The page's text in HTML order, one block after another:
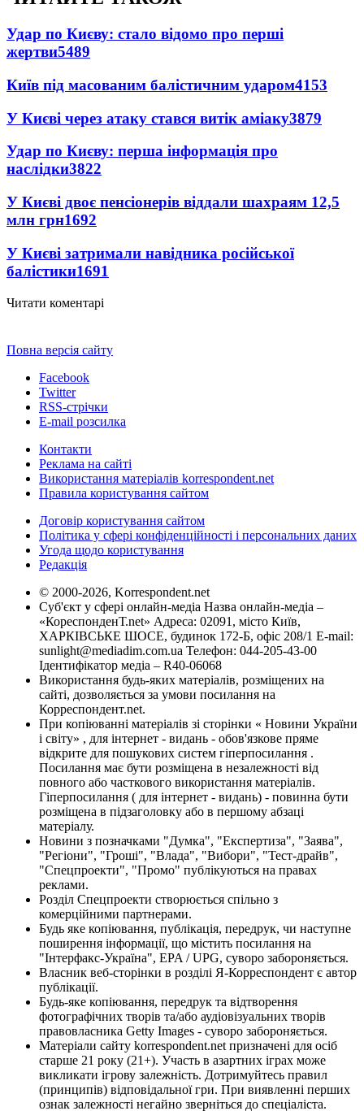
Удар по Києву: стало відомо про перші
жертви5489
Київ під масованим балістичним ударом4153
У Києві через атаку стався витік аміаку3879
Удар по Києву: перша інформація про
наслідки3822
У Києві двоє пенсіонерів віддали шахраям 12,5
млн грн1692
У Києві затримали навідника російської
балістики1691
Читати коментарі
Повна версія сайту
Facebook
Twitter
RSS-стрічки
E-mail розсилка
Контакти
Реклама на сайті
Використання матеріалів korrespondent.net
Правила користування сайтом
Договір користування сайтом
Політика у сфері конфіденційності і персональних даних
Угода щодо користування
Редакція
© 2000-2026, Korrespondent.net
Суб'єкт у сфері онлайн-медіа Назва онлайн-медіа –
«КореспонденТ.net» Адреса: 02091, місто Київ,
ХАРКІВСЬКЕ ШОСЕ, будинок 172-Б, офіс 208/1 E-mail:
sunlight@mediadim.com.ua Телефон: 044-205-43-00
Ідентифікатор медіа – R40-06068
Використання будь-яких матеріалів, розміщених на
сайті, дозволяється за умови посилання на
Корреспондент.net.
При копіюванні матеріалів зі сторінки « Новини України
і світу» , для інтернет - видань - обов'язкове пряме
відкрите для пошукових систем гіперпосилання .
Посилання має бути розміщена в незалежності від
повного або часткового використання матеріалів.
Гіперпосилання ( для інтернет - видань) - повинна бути
розміщена в підзаголовку або в першому абзаці
матеріалу.
Новини з позначками "Думка", "Експертиза", "Заява",
"Регіони", "Гроші", "Влада", "Вибори", "Тест-драйв",
"Спецпроекти", "Промо" публікуються на правах
реклами.
Розділ Спецпроекти створюється спільно з
комерційними партнерами.
Будь яке копіювання, публікація, передрук, чи наступне
поширення інформації, що містить посилання на
"Інтерфакс-Україна", EPA / UPG, суворо забороняється.
Власник веб-сторінки в розділі Я-Корреспондент є автор
публікації.
Будь-яке копіювання, передрук та відтворення
фотографічних творів та/або аудіовізуальних творів
правовласника Getty Images - суворо забороняється.
Матеріали сайту korrespondent.net призначені для осіб
старше 21 року (21+). Участь в азартних іграх може
викликати ігрову залежність. Дотримуйтесь правил
(принципів) відповідальної гри. При виявленні перших
ознак залежності негайно зверніться до спеціаліста.